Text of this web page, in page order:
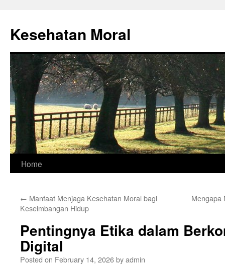
content
Kesehatan Moral
Home
← Manfaat Menjaga Kesehatan Moral bagi
Keseimbangan Hidup
Mengapa
Pentingnya Etika dalam
Digital
Posted on February 14, 2026byadmin